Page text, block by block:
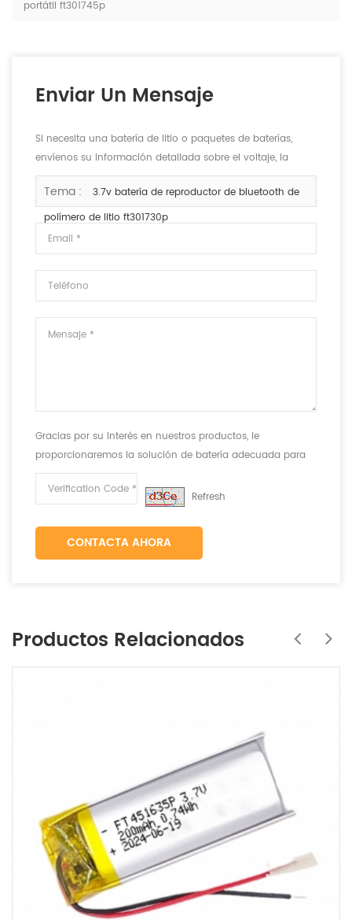
portátil ft301745p
Enviar Un Mensaje
Si necesita una batería de litio o paquetes de baterías,
envíenos su información detallada sobre el voltaje, la
capacidad y el tamaño.
Tema :
3.7v batería de reproductor de bluetooth de
polímero de litio ft301730p
Gracias por su interés en nuestros productos, le
proporcionaremos la solución de batería adecuada para
cumplir con sus requisitos.
Refresh
CONTACTA AHORA
Productos Relacionados